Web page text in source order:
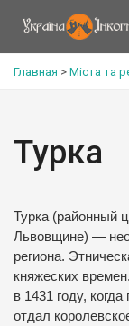
Главная > Міста та
Турка
Турка (районный
Львовщине) —
региона.
княжеских времен.
в 1431 году,
отдал